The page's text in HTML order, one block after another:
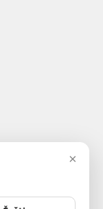
teploty? Náš tým
×